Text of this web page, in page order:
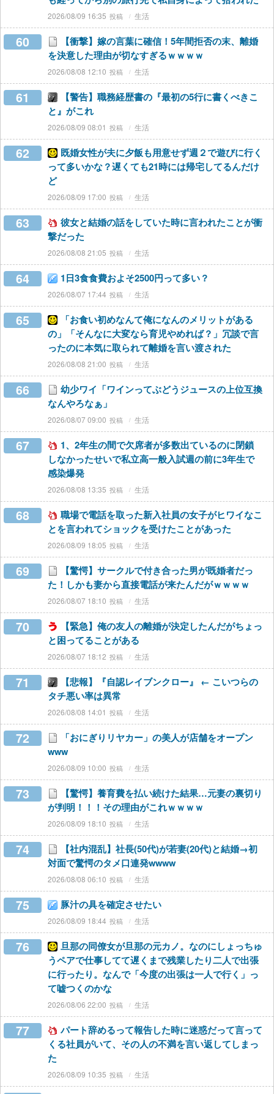
2026/08/09 16:35 生活
60
【衝撃】嫁の言葉に確信！5年間拒否の末、離婚
を決意した理由が切なすぎるｗｗｗｗ
2026/08/08 12:10 生活
61
【警告】職務経歴書の『最初の5行に書くべきこ
と』がこれ
2026/08/09 08:01 生活
62
既婚女性が夫に夕飯も用意せず週２で遊びに行く
って多いかな？遅くても21時には帰宅してるんだけ
ど
2026/08/09 17:00 生活
63
彼女と結婚の話をしていた時に言われたことが衝
撃だった
2026/08/08 21:05 生活
64 1日3食食費およそ2500円って多い？
2026/08/07 17:44 生活
65
「お食い初めなんて俺になんのメリットがある
の」「そんなに大変なら育児やめれば？」冗談で言
ったのに本気に取られて離婚を言い渡された
2026/08/08 21:00 生活
66
幼少ワイ「ワインってぶどうジュースの上位互換
なんやろなぁ」
2026/08/07 09:00 生活
67
1、2年生の間で欠席者が多数出ているのに閉鎖
しなかったせいで私立高一般入試週の前に3年生で
感染爆発
2026/08/08 13:35 生活
68
職場で電話を取った新入社員の女子がヒワイなこ
とを言われてショックを受けたことがあった
2026/08/09 18:05 生活
69
【驚愕】サークルで付き合った男が既婚者だっ
た！しかも妻から直接電話が来たんだがｗｗｗｗ
2026/08/07 18:10 生活
70
【緊急】俺の友人の離婚が決定したんだがちょっ
と困ってることがある
2026/08/07 18:12 生活
71
【悲報】『自認レイブンクロー』 ← こいつらの
タチ悪い率は異常
2026/08/08 14:01 生活
72
「おにぎりリヤカー」の美人が店舗をオープン
www
2026/08/09 10:00 生活
73
【驚愕】養育費を払い続けた結果…元妻の裏切り
が判明！！！その理由がこれｗｗｗｗ
2026/08/09 18:10 生活
74
【社内混乱】社長(50代)が若妻(20代)と結婚→初
対面で驚愕のタメ口連発wwww
2026/08/08 06:10 生活
75 豚汁の具を確定させたい
2026/08/09 18:44 生活
76
旦那の同僚女が旦那の元カノ。なのにしょっちゅ
うペアで仕事してて遅くまで残業したり二人で出張
に行ったり。なんで「今度の出張は一人で行く」っ
て嘘つくのかな
2026/08/06 22:00 生活
77
パート辞めるって報告した時に迷惑だって言って
くる社員がいて、その人の不満を言い返してしまっ
た
2026/08/09 10:35 生活